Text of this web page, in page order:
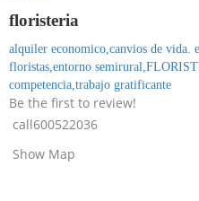
floristeria
alquiler economico,canvios de vida.
floristas,entorno semirural,
competencia,trabajo gratificante
Be the first to review!
call600522036
Show Map